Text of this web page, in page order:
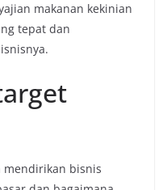
makanan kekinian
tepat dan
mendirikan bisnis